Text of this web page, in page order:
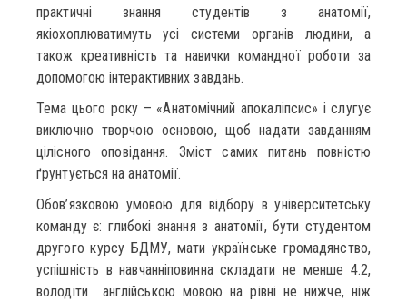
практичні знання студентів з анатомії,
якіохоплюватимуть усі системи органів людини, а
також креативність та навички командної роботи за
допомогою інтерактивних завдань.
Тема цього року – «Анатомічний апокаліпсис» і слугує
виключно творчою основою, щоб надати завданням
цілісного оповідання. Зміст самих питань повністю
ґрунтується на анатомії.
Обов’язковою умовою для відбору в університетську
команду є: глибокі знання з анатомії, бути студентом
другого курсу БДМУ, мати українське громадянство,
успішність в навчанніповинна складати не менше 4.2,
володіти англійською мовою на рівні не нижче, ніж